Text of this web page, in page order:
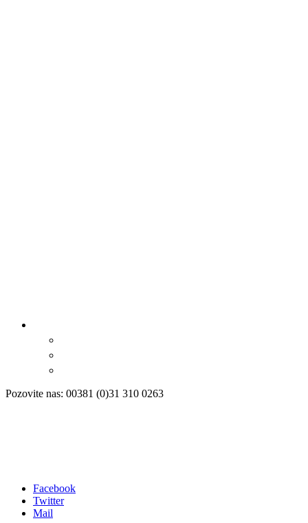
Pozovite nas: 00381 (0)31 310 0263
Facebook
Twitter
Mail